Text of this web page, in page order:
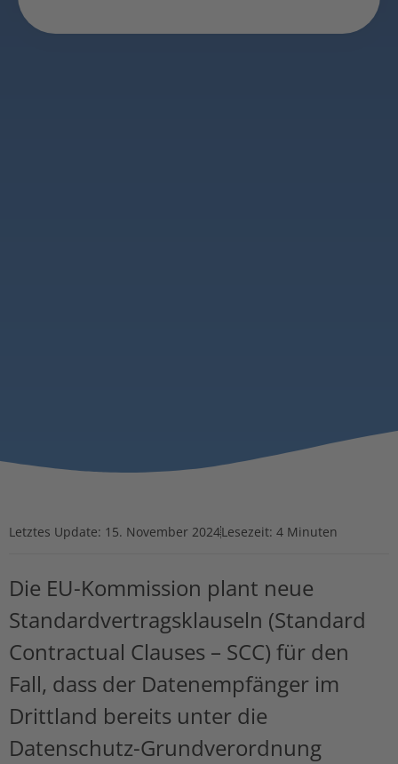
Letztes Update: 15. November 2024Lesezeit: 4 Minuten
Die EU-Kommission plant neue
Standardvertragsklauseln (Standard
Contractual Clauses – SCC) für den
Fall, dass der Datenempfänger im
Drittland bereits unter die
Datenschutz-Grundverordnung